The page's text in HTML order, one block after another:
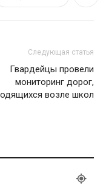
Следующая статья
Гвардейцы провели
мониторинг дорог,
возле школ